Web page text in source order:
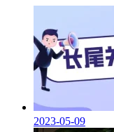
2023-05-09